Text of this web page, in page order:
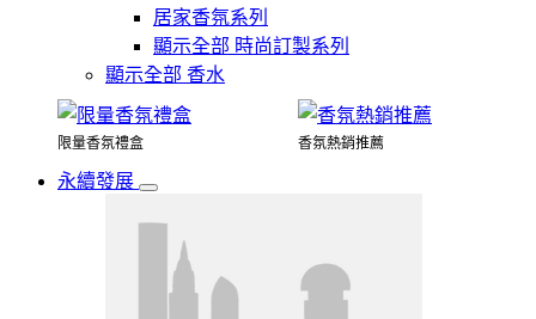
居家香氛系列
顯示全部 時尚訂製系列
顯示全部 香水
限量香氛禮盒 香氛熱銷推薦
永續發展